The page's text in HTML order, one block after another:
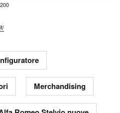
Merchandising